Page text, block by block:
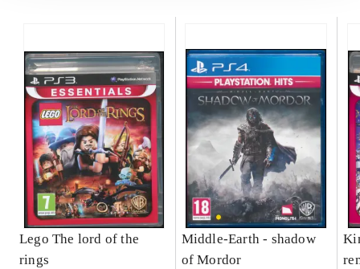
Lego The lord of the
rings
Middle-Earth - shadow
of Mordor